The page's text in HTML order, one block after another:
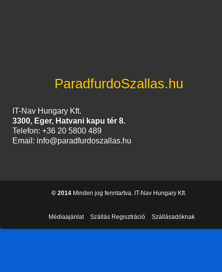
ParadfurdoSzallas.hu
IT-Nav Hungary Kft.
3300, Eger, Hatvani kapu tér 8.
Telefon: +36 20 5800 489
Email: info@paradfurdoszallas.hu
© 2014 Minden jog fenntartva. IT-Nav Hungary Kft.
Médiaajánlat Szállás Regisztráció Szállásadóknak